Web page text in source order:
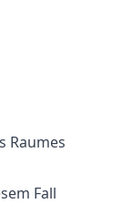
Raumes
Fall